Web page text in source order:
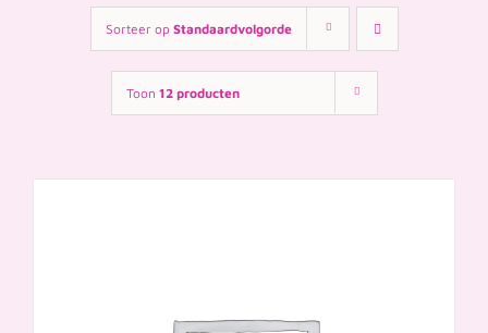
Sorteer op Standaardvolgorde
Toon 12 producten